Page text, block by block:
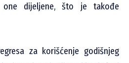
one dijeljene, što je takođe
za korišćenje godišnjeg